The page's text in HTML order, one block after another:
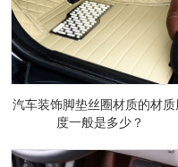
汽车装饰脚垫丝圈材质的材质
度一般是多少？